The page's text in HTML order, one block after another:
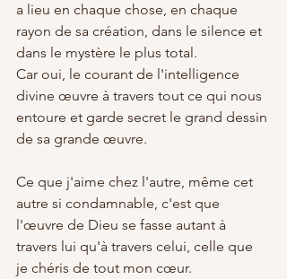
a lieu en chaque chose, en chaque
rayon de sa création, dans le silence et
dans le mystère le plus total.
Car oui, le courant de l'intelligence
divine œuvre à travers tout ce qui nous
entoure et garde secret le grand dessin
de sa grande œuvre.
Ce que j'aime chez l'autre, même cet
autre si condamnable, c'est que
l'œuvre de Dieu se fasse autant à
travers lui qu'à travers celui, celle que
je chéris de tout mon cœur.